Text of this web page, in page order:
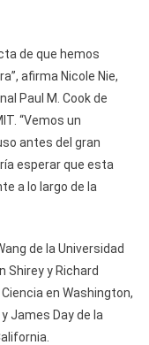
de que hemos
afirma Nicole Nie,
Paul M. Cook de
“Vemos un
antes del gran
esperar que esta
a lo largo de la
de la Universidad
Shirey y Richard
en Washington,
James Day de la